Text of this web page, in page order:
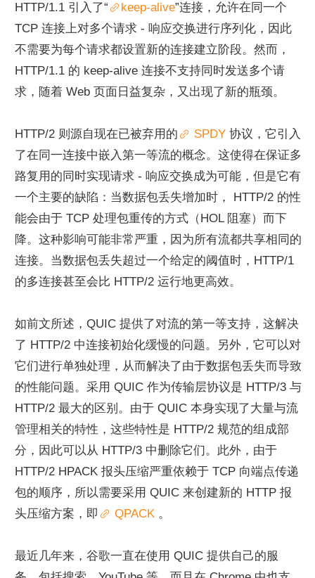
HTTP/1.1 引入了“ keep-alive”连接，允许在同一个
TCP 连接上对多个请求 - 响应交换进行序列化，因此
不需要为每个请求都设置新的连接建立阶段。然而，
HTTP/1.1 的 keep-alive 连接不支持同时发送多个请
求，随着 Web 页面日益复杂，又出现了新的瓶颈。
HTTP/2 则源自现在已被弃用的 SPDY 协议，它引入
了在同一连接中嵌入第一等流的概念。这使得在保证多
路复用的同时实现请求 - 响应交换成为可能，但是它有
一个主要的缺陷：当数据包丢失增加时， HTTP/2 的性
能会由于 TCP 处理包重传的方式（HOL 阻塞）而下
降。这种影响可能非常严重，因为所有流都共享相同的
连接。当数据包丢失超过一个给定的阈值时，HTTP/1
的多连接甚至会比 HTTP/2 运行地更高效。
如前文所述，QUIC 提供了对流的第一等支持，这解决
了 HTTP/2 中连接初始化缓慢的问题。另外，它可以对
它们进行单独处理，从而解决了由于数据包丢失而导致
的性能问题。采用 QUIC 作为传输层协议是 HTTP/3 与
HTTP/2 最大的区别。由于 QUIC 本身实现了大量与流
管理相关的特性，这些特性是 HTTP/2 规范的组成部
分，因此可以从 HTTP/3 中删除它们。此外，由于
HTTP/2 HPACK 报头压缩严重依赖于 TCP 向端点传递
包的顺序，所以需要采用 QUIC 来创建新的 HTTP 报
头压缩方案，即
QPACK 。
最近几年来，谷歌一直在使用 QUIC 提供自己的服